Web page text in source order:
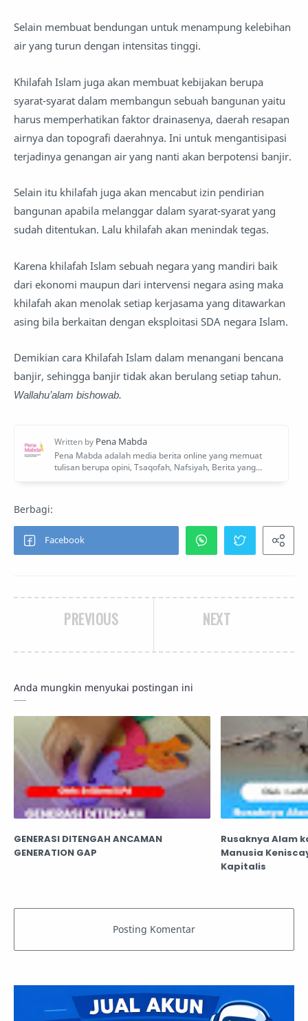
Selain membuat bendungan untuk menampung kelebihan
air yang turun dengan intensitas tinggi.
Khilafah Islam juga akan membuat kebijakan berupa
syarat-syarat dalam membangun sebuah bangunan yaitu
harus memperhatikan faktor drainasenya, daerah resapan
airnya dan topografi daerahnya. Ini untuk mengantisipasi
terjadinya genangan air yang nanti akan berpotensi banjir.
Selain itu khilafah juga akan mencabut izin pendirian
bangunan apabila melanggar dalam syarat-syarat yang
sudah ditentukan. Lalu khilafah akan menindak tegas.
Karena khilafah Islam sebuah negara yang mandiri baik
dari ekonomi maupun dari intervensi negara asing maka
khilafah akan menolak setiap kerjasama yang ditawarkan
asing bila berkaitan dengan eksploitasi SDA negara Islam.
Demikian cara Khilafah Islam dalam menangani bencana
banjir, sehingga banjir tidak akan berulang setiap tahun.
Wallahu’alam bishowab.
NEXT
PREVIOUS
Anda mungkin menyukai postingan ini
GENERASI DITENGAH ANCAMAN
GENERATION GAP
Rusaknya Alam
Manusia
Kapitalis